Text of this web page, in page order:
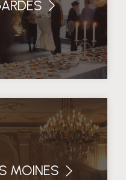
MOINES